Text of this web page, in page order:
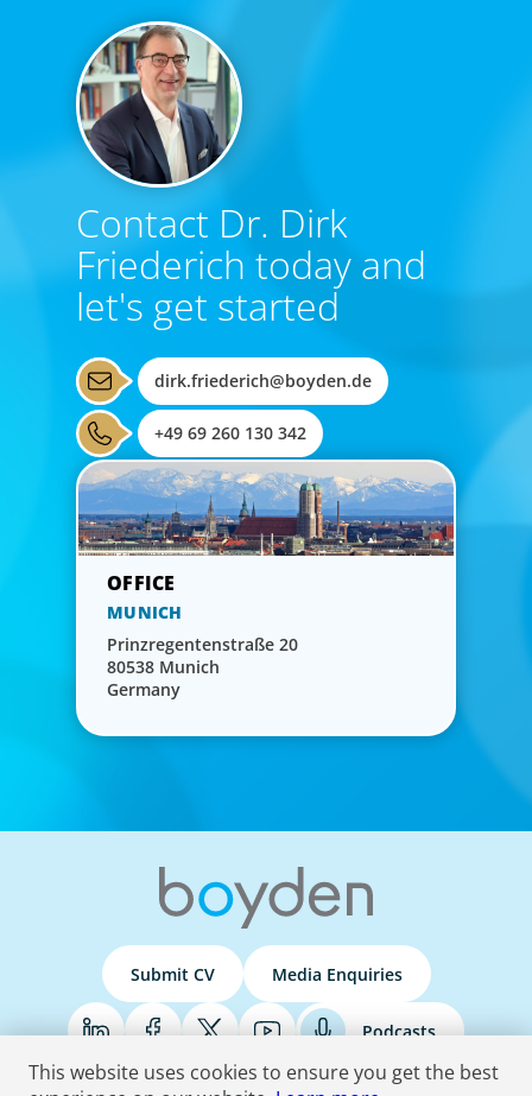
Contact Dr. Dirk
Friederich today and
let's get started
dirk.friederich@boyden.de
+49 69 260 130 342
MUNICH
Prinzregentenstraße 20
80538 Munich
Germany
Submit CV Media Enquiries
Podcasts
This website uses cookies to ensure you get the best